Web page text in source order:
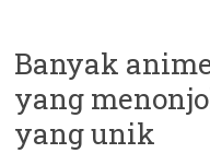
Banyak
yang
yang unik